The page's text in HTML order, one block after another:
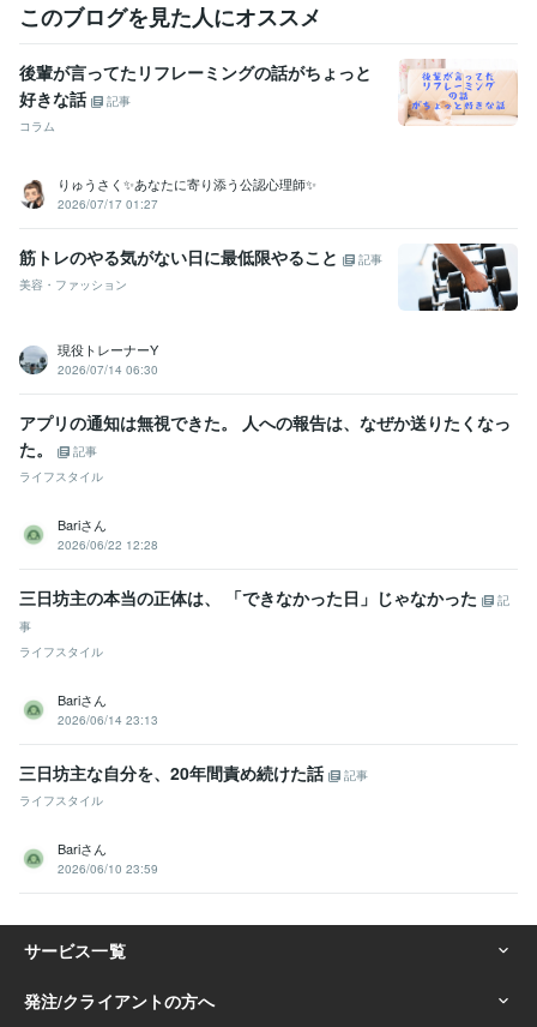
このブログを見た人にオススメ
後輩が言ってたリフレーミングの話がちょっと
好きな話
記事
コラム
りゅうさく✨あなたに寄り添う公認心理師✨
2026/07/17 01:27
筋トレのやる気がない日に最低限やること
記事
美容・ファッション
現役トレーナーY
2026/07/14 06:30
アプリの通知は無視できた。 人への報告は、なぜか送りたくなっ
た。
記事
ライフスタイル
Bariさん
2026/06/22 12:28
三日坊主の本当の正体は、 「できなかった日」じゃなかった
記
事
ライフスタイル
Bariさん
2026/06/14 23:13
三日坊主な自分を、20年間責め続けた話
記事
ライフスタイル
Bariさん
2026/06/10 23:59